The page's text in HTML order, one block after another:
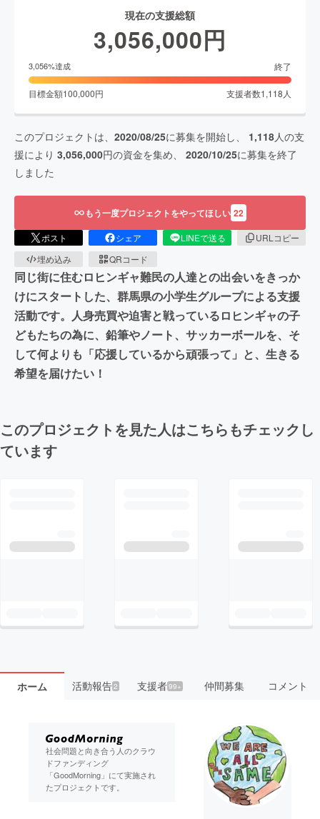
現在の支援総額
3,056,000円
3,056%達成 終了
目標金額100,000円 支援者数1,118 人
このプロジェクトは、 2020/08/25に募集を開始し、 1,118人の支
援により 3,056,000円の資金を集め、 2020/10/25に募集を終了
しました
もう一度プロジェクトをやってほしい 22
ポスト シェア LINEで送る
URLコピー
埋め込み
QRコード
同じ街に住むロヒンギャ難民の人達との出会いをきっか
けにスタートした、群馬県の小学生グループによる支援
活動です。人身売買や迫害と戦っているロヒンギャの子
どもたちの為に、鉛筆やノート、サッカーボールを、そ
して何よりも「応援しているから頑張って」と、生きる
希望を届けたい！
このプロジェクトを見た人はこちらもチェックし
ています
ホーム 活動報告2 支援者99+ 仲間募集 コメント
社会問題と向き合う人のクラウ
ドファンディング
「GoodMorning」にて実施され
たプロジェクトです。